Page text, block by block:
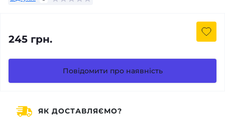
245 грн.
Повідомити про наявність
ЯК ДОСТАВЛЯЄМО?